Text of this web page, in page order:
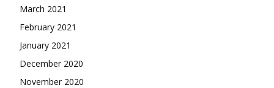
March 2021
February 2021
January 2021
December 2020
November 2020